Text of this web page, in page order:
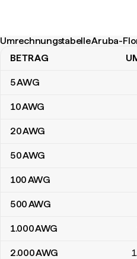
Umrechnungstabelle Aruba-
Umrechnungstabelle Aruba-
BETRAG
5AWG
10AWG
20AWG
50AWG
100AWG
500AWG
1.000AWG
2.000AWG